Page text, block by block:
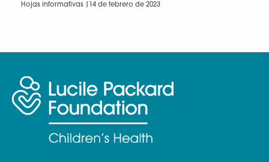
Hojas informativas | 14 de febrero de 2023